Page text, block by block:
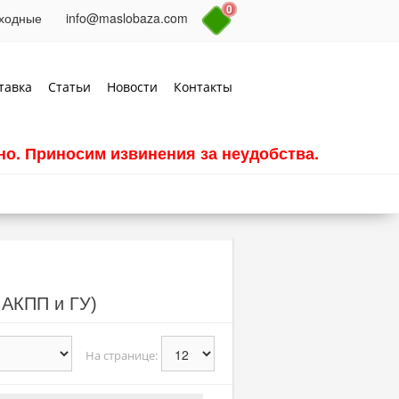
info@maslobaza.com 0
Статьи Новости Контакты
Приносим извинения за неудобства.
АКПП и ГУ)
На странице: